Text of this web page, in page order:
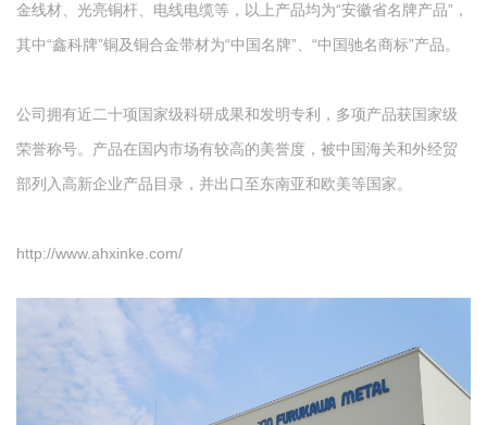
金线材、光亮铜杆、电线电缆等，以上产品均为“安徽省名牌产品”，
其中“鑫科牌”铜及铜合金带材为“中国名牌”、“中国驰名商标”产品。
公司拥有近二十项国家级科研成果和发明专利，多项产品获国家级
荣誉称号。产品在国内市场有较高的美誉度，被中国海关和外经贸
部列入高新企业产品目录，并出口至东南亚和欧美等国家。
http://www.ahxinke.com/